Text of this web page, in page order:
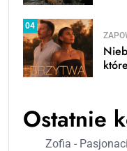
04
Ostatnie
Zofia -